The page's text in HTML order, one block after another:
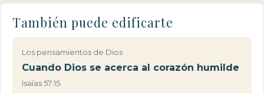
También puede edificarte
Los pensamientos de Dios
Cuando Dios se acerca al corazón humilde
Isaías 57:15